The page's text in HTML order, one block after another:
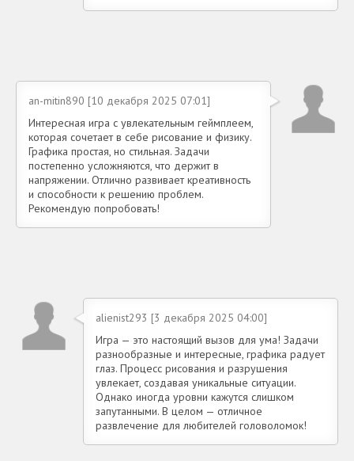
an-mitin890 [10 декабря 2025 07:01]
Интересная игра с увлекательным геймплеем,
которая сочетает в себе рисование и физику.
Графика простая, но стильная. Задачи
постепенно усложняются, что держит в
напряжении. Отлично развивает креативность
и способности к решению проблем.
Рекомендую попробовать!
alienist293 [3 декабря 2025 04:00]
Игра — это настоящий вызов для ума! Задачи
разнообразные и интересные, графика радует
глаз. Процесс рисования и разрушения
увлекает, создавая уникальные ситуации.
Однако иногда уровни кажутся слишком
запутанными. В целом — отличное
развлечение для любителей головоломок!